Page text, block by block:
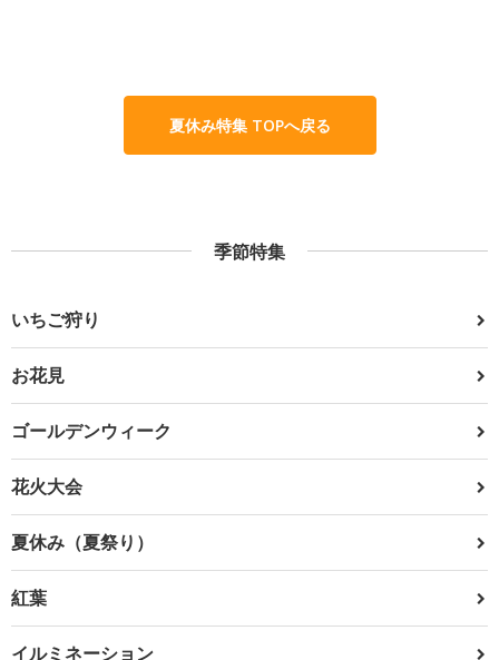
夏休み特集 TOPへ戻る
季節特集
いちご狩り
お花見
ゴールデンウィーク
花火大会
夏休み（夏祭り）
紅葉
イルミネーション